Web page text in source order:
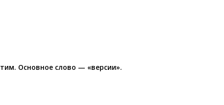
Основное слово — «версии».